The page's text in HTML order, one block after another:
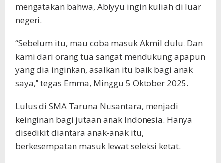
mengatakan bahwa, Abiyyu ingin kuliah di luar
negeri.
“Sebelum itu, mau coba masuk Akmil dulu. Dan
kami dari orang tua sangat mendukung apapun
yang dia inginkan, asalkan itu baik bagi anak
saya,” tegas Emma, Minggu 5 Oktober 2025.
Lulus di SMA Taruna Nusantara, menjadi
keinginan bagi jutaan anak Indonesia. Hanya
disedikit diantara anak-anak itu,
berkesempatan masuk lewat seleksi ketat.